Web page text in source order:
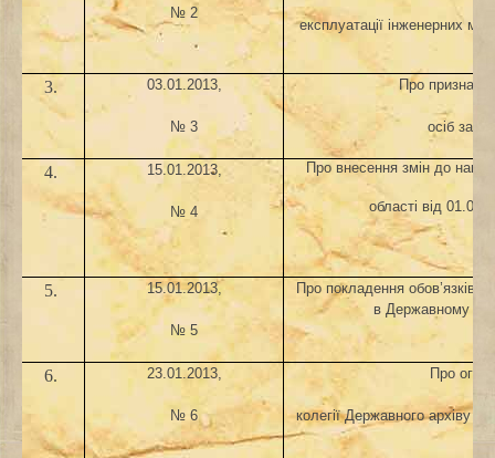
№ 2
експлуатації інженерних
3. 03.01.2013,
№ 3
Про
осіб за
4. 15.01.2013,
№ 4
Про внесення змін до
області від
5. 15.01.2013,
№ 5
Про покладення обов’язків
в Державному
6. 23.01.2013,
№ 6
Про
колегії Державного архіву